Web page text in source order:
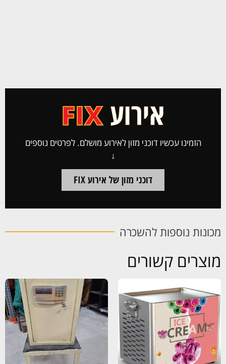
הזמינו עכשיו דוכני מזון לאירוע מושלם. לפרטים נוספים
↓
דוכני מזון של אירוע FIX
מכונות נוספות להשכרה
מוצרים קשורים